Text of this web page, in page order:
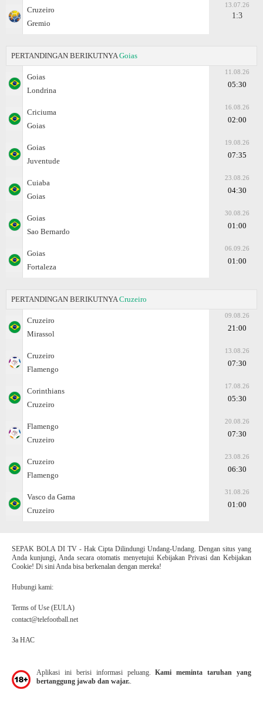
Cruzeiro
Gremio
13.07.26
1:3
PERTANDINGAN BERIKUTNYA Goias
Goias
Londrina
11.08.26
05:30
Criciuma
Goias
16.08.26
02:00
Goias
Juventude
19.08.26
07:35
Cuiaba
Goias
23.08.26
04:30
Goias
Sao Bernardo
30.08.26
01:00
Goias
Fortaleza
06.09.26
01:00
PERTANDINGAN BERIKUTNYA Cruzeiro
Cruzeiro
Mirassol
09.08.26
21:00
Cruzeiro
Flamengo
13.08.26
07:30
Corinthians
Cruzeiro
17.08.26
05:30
Flamengo
Cruzeiro
20.08.26
07:30
Cruzeiro
Flamengo
23.08.26
06:30
Vasco da Gama
Cruzeiro
31.08.26
01:00
SEPAK BOLA DI TV - Hak Cipta Dilindungi Undang-Undang. Dengan situs yang
Anda kunjungi, Anda secara otomatis menyetujui Kebijakan Privasi dan Kebijakan
Cookie! Di sini Anda bisa berkenalan dengan mereka!
Hubungi kami:
Terms of Use (EULA)
contact@telefootball.net
За НАС
Aplikasi ini berisi informasi peluang.Kami meminta taruhan yang
bertanggung jawab dan wajar.